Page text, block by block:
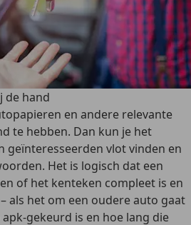
de hand
en andere relevante
te hebben. Dan kun je het
geïnteresseerden vlot vinden en
Het is logisch dat een
of het kenteken compleet is en
als het om een oudere auto gaat
gekeurd is en hoe lang die